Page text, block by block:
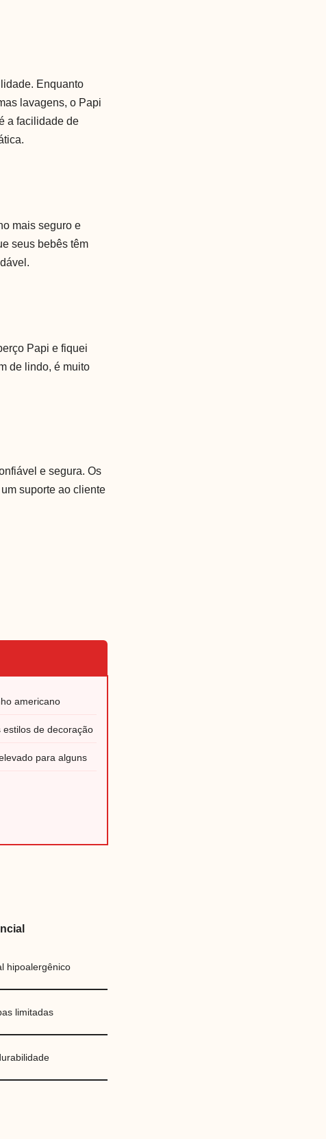
Enquanto
lavagens, o Papi
a facilidade de
mais seguro e
seus bebês têm
Papi e fiquei
de lindo, é muito
e segura. Os
suporte ao cliente
americano
de decoração
para alguns
hipoalergênico
limitadas